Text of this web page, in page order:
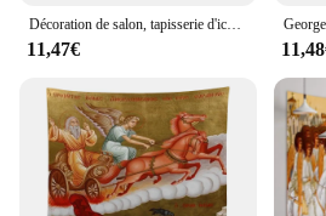
Décoration de salon, tapisserie d'iconographie de Crucifixion de jésus, le Christ et les aptres, décoration de salon
11,47€